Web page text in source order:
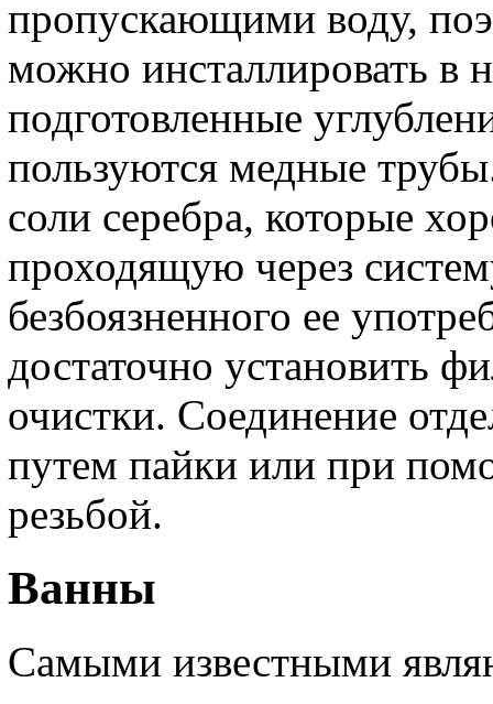
пропускающими воду,
можно инсталлировать в
подготовленные
пользуются медные
соли серебра, которые
проходящую через
безбоязненного ее
достаточно установить
очистки. Соединение
путем пайки или при
резьбой.
Ванны
Самыми известными